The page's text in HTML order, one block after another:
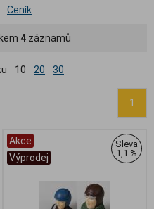
Ceník
4 záznamů
10 20 30
1
Akce
Výprodej
Sleva
1,1 %